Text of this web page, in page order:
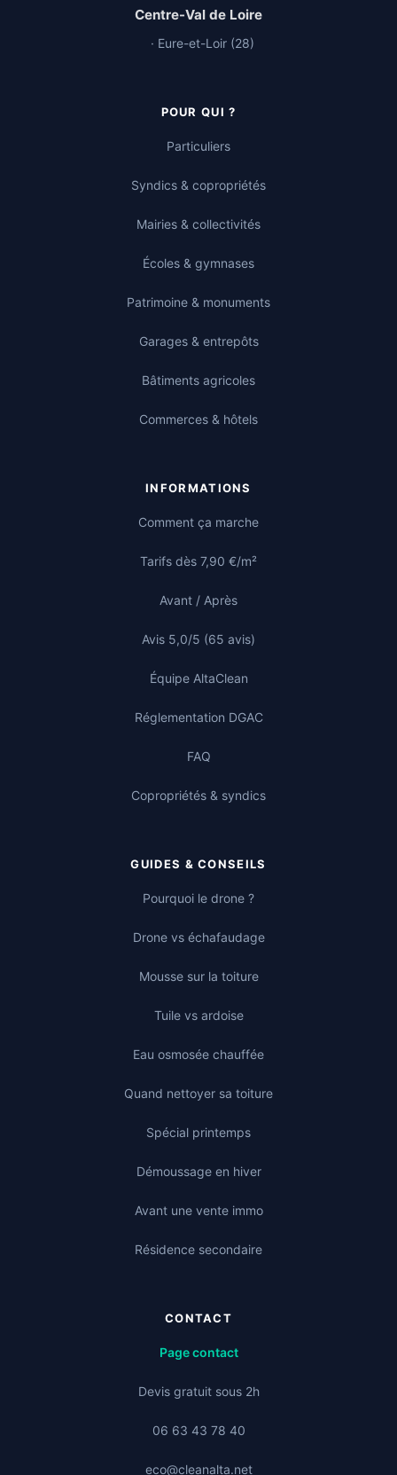
Centre-Val de Loire
· Eure-et-Loir (28)
POUR QUI ?
Particuliers
Syndics & copropriétés
Mairies & collectivités
Écoles & gymnases
Patrimoine & monuments
Garages & entrepôts
Bâtiments agricoles
Commerces & hôtels
INFORMATIONS
Comment ça marche
Tarifs dès 7,90 €/m²
Avant / Après
Avis 5,0/5 (65 avis)
Équipe AltaClean
Réglementation DGAC
FAQ
Copropriétés & syndics
GUIDES & CONSEILS
Pourquoi le drone ?
Drone vs échafaudage
Mousse sur la toiture
Tuile vs ardoise
Eau osmosée chauffée
Quand nettoyer sa toiture
Spécial printemps
Démoussage en hiver
Avant une vente immo
Résidence secondaire
CONTACT
Page contact
Devis gratuit sous 2h
06 63 43 78 40
eco@cleanalta.net